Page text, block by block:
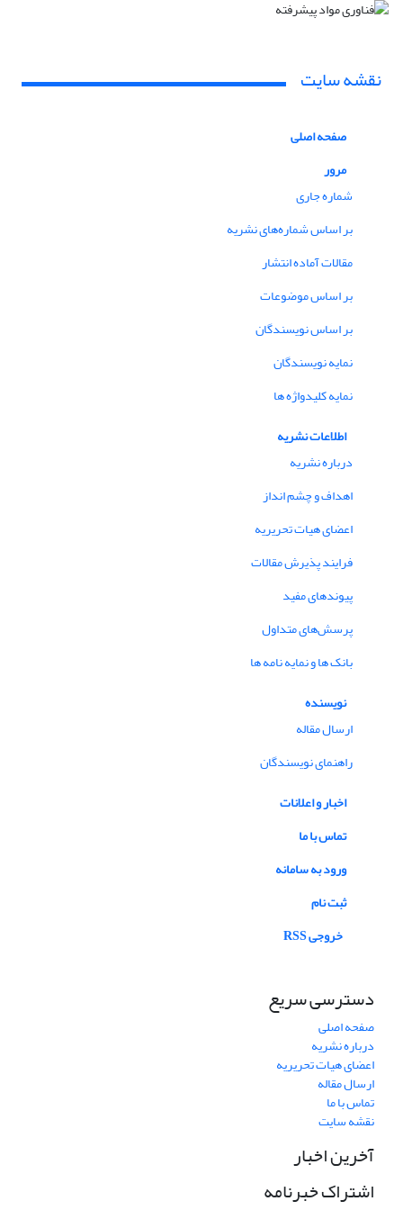
نقشه سایت
صفحه اصلی
مرور
شماره جاری
بر اساس شماره‌های نشریه
مقالات آماده انتشار
بر اساس موضوعات
بر اساس نویسندگان
نمایه نویسندگان
نمایه کلیدواژه ها
اطلاعات نشریه
درباره نشریه
اهداف و چشم انداز
اعضای هیات تحریریه
فرایند پذیرش مقالات
پیوندهای مفید
پرسش‌های متداول
بانک ها و نمایه نامه ها
نویسنده
ارسال مقاله
راهنمای نویسندگان
اخبار و اعلانات
تماس با ما
ورود به سامانه
ثبت نام
خروجی RSS
دسترسی سریع
صفحه اصلی
درباره نشریه
اعضای هیات تحریریه
ارسال مقاله
تماس با ما
نقشه سایت
آخرین اخبار
اشتراک خبرنامه